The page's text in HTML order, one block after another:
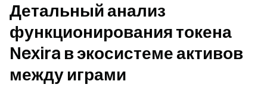
Детальный анализ
функционирования токена
Nexira в экосистеме активов
между играми